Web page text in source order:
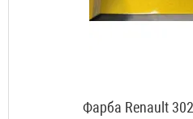
Фарба Renault